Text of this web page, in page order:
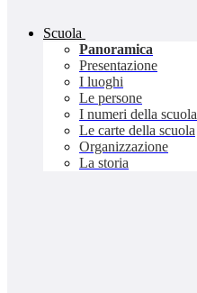
Scuola
Panoramica
Presentazione
I luoghi
Le persone
I numeri della scuola
Le carte della scuola
Organizzazione
La storia